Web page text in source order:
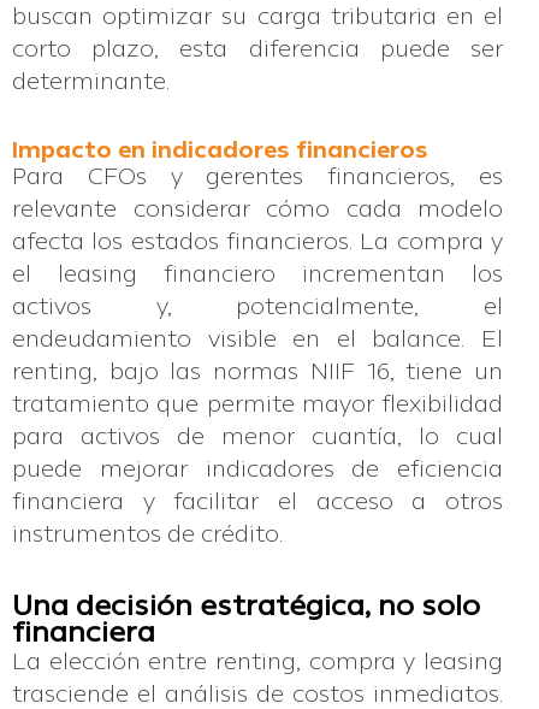
buscan optimizar su carga tributaria en el
corto plazo, esta diferencia puede ser
determinante.
Impacto en indicadores financieros
Para CFOs y gerentes financieros, es
relevante considerar cómo cada modelo
afecta los estados financieros. La compra y
el leasing financiero incrementan los
activos y, potencialmente, el
endeudamiento visible en el balance. El
renting, bajo las normas NIIF 16, tiene un
tratamiento que permite mayor flexibilidad
para activos de menor cuantía, lo cual
puede mejorar indicadores de eficiencia
financiera y facilitar el acceso a otros
instrumentos de crédito.
Una decisión estratégica, no solo
financiera
La elección entre renting, compra y leasing
trasciende el análisis de costos inmediatos.